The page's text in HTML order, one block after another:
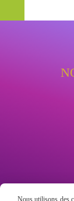
Nous utilisons des